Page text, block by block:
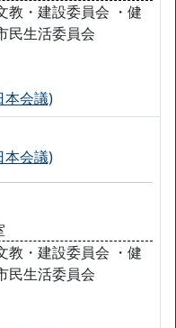
教・建設委員会 ・健
民生活委員会
本会議)
本会議)
教・建設委員会 ・健
民生活委員会